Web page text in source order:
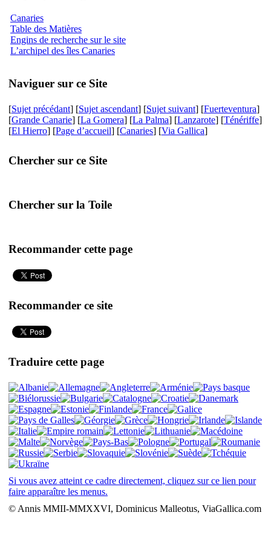
Canaries
Table des Matières
Engins de recherche sur le site
L’archipel des îles Canaries
Naviguer sur ce Site
[Sujet précédant] [Sujet ascendant] [Sujet suivant] [Fuerteventura]
[Grande Canarie] [La Gomera] [La Palma] [Lanzarote] [Ténériffe]
[El Hierro] [Page d’accueil] [Canaries] [Via Gallica]
Chercher sur ce Site
Chercher sur la Toile
Recommander cette page
Recommander ce site
Traduire cette page
Si vous avez atteint ce cadre directement, cliquez sur ce lien pour
faire apparaître les menus.
© Annis MMII-MMXXVI, Dominicus Malleotus, ViaGallica.com